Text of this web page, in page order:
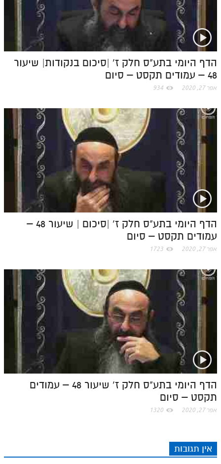
o
הדף היומי בתע"ס חלק ז' |סיכום בנקודות| שיעור
48 – עמודים תקסט – סיום
אפר 27, 2020 934
הדף היומי בתע"ס חלק ז' |סיכום | שיעור 48 –
עמודים תקסט – סיום
אפר 27, 2020 1723
הדף היומי בתע"ס חלק ז' שיעור 48 – עמודים
תקסט – סיום
אפר 27, 2020 1320
אין תגובות